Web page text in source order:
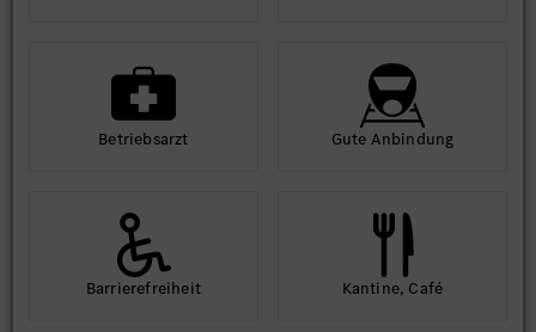
Betriebs­arzt Gute An­bindung
Barriere­frei­heit Kantine, Café